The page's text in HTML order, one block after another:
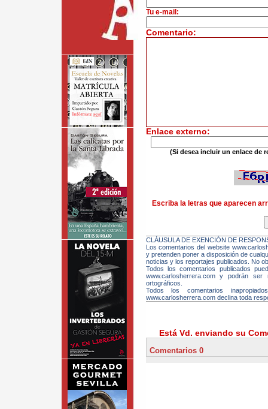
Tu e-mail:
Comentario:
Enlace externo:
(Si desea incluir un enlace de
Escriba la letras que aparecen
CLÁUSULA DE EXENCIÓN DE
Los comentarios del website
y pretenden poner a disposición de
noticias y los reportajes publicados. No
Todos los comentarios publicados
www.carlosherrera.com y podrán
ortográficos.
Todos los comentarios
www.carlosherrera.com declina toda
Está Vd. enviando su
Comentarios 0